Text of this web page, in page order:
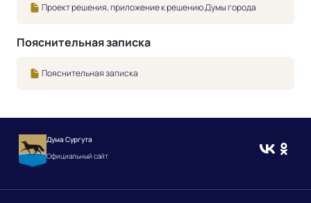
Проект решения, приложение к решению Думы города
Пояснительная записка
Пояснительная записка
Дума Сургута
Официальный сайт